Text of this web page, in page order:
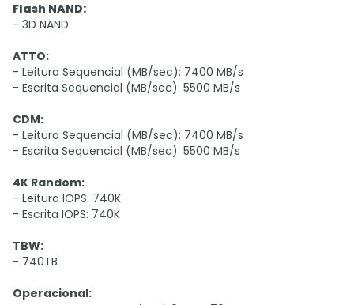
Flash NAND:
- 3D NAND
ATTO:
- Leitura Sequencial (MB/sec): 7400 MB/s
- Escrita Sequencial (MB/sec): 5500 MB/s
CDM:
- Leitura Sequencial (MB/sec): 7400 MB/s
- Escrita Sequencial (MB/sec): 5500 MB/s
4K Random:
- Leitura IOPS: 740K
- Escrita IOPS: 740K
TBW:
- 740TB
Operacional: